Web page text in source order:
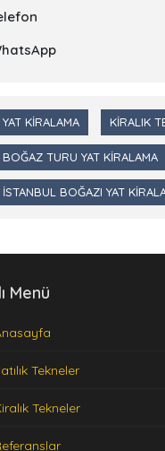
YAT KIRALAMA KIRALIK
BOĞAZ TURU YAT KIRALAMA
İSTANBUL BOĞAZI YAT
Menü
Tekneler
Tekneler